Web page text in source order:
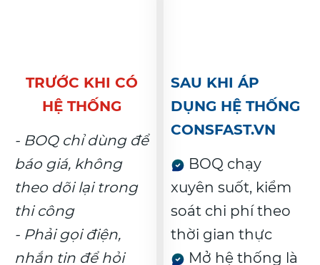
TRƯỚC KHI CÓ
HỆ THỐNG
- BOQ chỉ dùng để
báo giá, không
theo dõi lại trong
thi công
- Phải gọi điện,
nhắn tin để hỏi
SAU KHI ÁP
DỤNG HỆ THỐNG
CONSFAST.VN
BOQ chạy
xuyên suốt, kiểm
soát chi phí theo
thời gian thực
Mở hệ thống là